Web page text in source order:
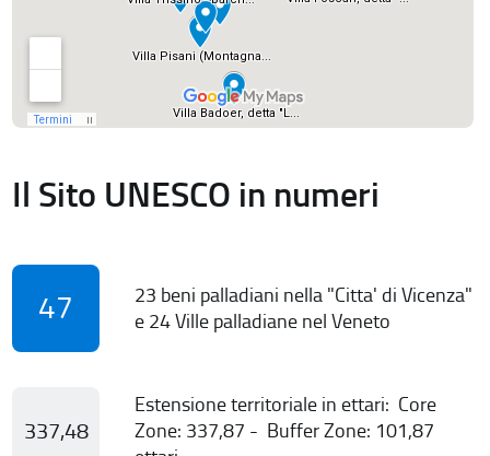
Il Sito UNESCO in numeri
47
23 beni palladiani nella "Citta' di Vicenza"
e 24 Ville palladiane nel Veneto
337,48
Estensione territoriale in ettari: Core
Zone: 337,87 - Buffer Zone: 101,87